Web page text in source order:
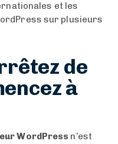
et les
sur plusieurs
de
à
WordPress n’est